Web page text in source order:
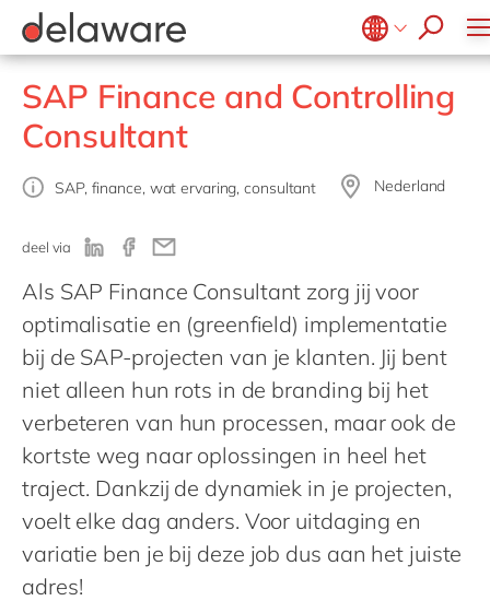
Belgium en
Brazil
China
France
India
Luxembourg
Malaysia
Morocco
en
Netherlands
Philippines
Singapore
Switzerland
Master Data Management
PPWR
Smart Connected Workforce
Sustainability
Meals & Snacks
Vlees & Vis
Zuivel
SAP Fieldglass
SAP IBP
SAP Invoice Management
SAP S/4HANA
SAP Sustainability Solutions
Microsoft Power BI
Microsoft Power Platform
Microsoft Project Operations
OpenText Exstream
OpenText Intelligent Capture
d.velop
SmartCOMM
SmartLink
SyncForce
SAP Finance and Controlling
Consultant
SAP, finance, wat ervaring, consultant Nederland
deel via
Als SAP Finance Consultant zorg jij voor
optimalisatie en (greenfield) implementatie
bij de SAP-projecten van je klanten. Jij bent
niet alleen hun rots in de branding bij het
verbeteren van hun processen, maar ook de
kortste weg naar oplossingen in heel het
traject. Dankzij de dynamiek in je projecten,
voelt elke dag anders. Voor uitdaging en
variatie ben je bij deze job dus aan het juiste
adres!